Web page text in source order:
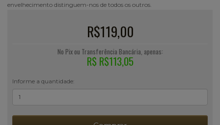
envelhecimento distinguem-nos de todos os outros.
R$119,00
No Pix ou Transferência Bancária, apenas:
R$ R$113,05
Informe a quantidade: